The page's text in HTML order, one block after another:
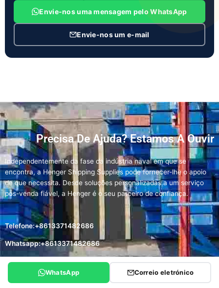
Envie-nos uma mensagem pelo WhatsApp
Envie-nos um e-mail
WhatsApp Correio eletrónico
Precisa De Ajuda? Estamos A Ouvir
Independentemente da fase da indústria naval em que se
encontra, a Henger Shipping Supplies pode fornecer-lhe o apoio
de que necessita. Desde soluções personalizadas a um serviço
pós-venda fiável, a Henger é o seu parceiro de confiança.
Telefone:+8613371482686
Whatsapp:+8613371482686
Email:Info@hengergroup.com